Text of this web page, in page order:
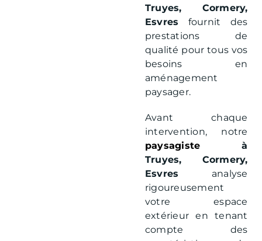
Truyes, Cormery,
Esvres fournit des
prestations de
qualité pour tous vos
besoins en
aménagement
paysager.
Avant chaque
intervention, notre
paysagiste à
Truyes, Cormery,
Esvres analyse
rigoureusement
votre espace
extérieur en tenant
compte des